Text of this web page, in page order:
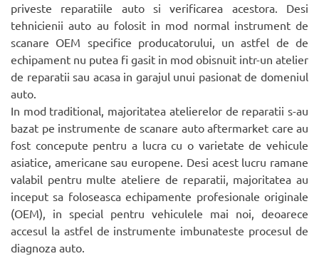
priveste reparatiile auto si verificarea acestora. Desi
tehnicienii auto au folosit in mod normal instrument de
scanare OEM specifice producatorului, un astfel de de
echipament nu putea fi gasit in mod obisnuit intr-un atelier
de reparatii sau acasa in garajul unui pasionat de domeniul
auto.
In mod traditional, majoritatea atelierelor de reparatii s-au
bazat pe instrumente de scanare auto aftermarket care au
fost concepute pentru a lucra cu o varietate de vehicule
asiatice, americane sau europene. Desi acest lucru ramane
valabil pentru multe ateliere de reparatii, majoritatea au
inceput sa foloseasca echipamente profesionale originale
(OEM), in special pentru vehiculele mai noi, deoarece
accesul la astfel de instrumente imbunateste procesul de
diagnoza auto.